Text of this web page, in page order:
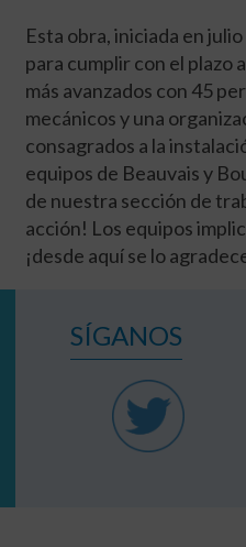
Esta obra, iniciada en
para cumplir con el plazo
más avanzados con 45
mecánicos y una
consagrados a la
equipos de Beauvais y
de nuestra sección de
acción! Los equipos
¡desde aquí se lo
SÍGANOS